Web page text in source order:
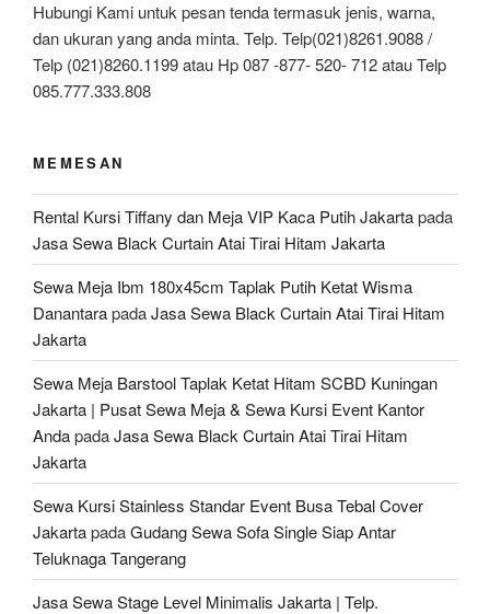
Hubungi Kami untuk pesan tenda termasuk jenis, warna,
dan ukuran yang anda minta. Telp. Telp(021)8261.9088 /
Telp (021)8260.1199 atau Hp 087 -877- 520- 712 atau Telp
085.777.333.808
MEMESAN
Rental Kursi Tiffany dan Meja VIP Kaca Putih Jakartapada
Jasa Sewa Black Curtain Atai Tirai Hitam Jakarta
Sewa Meja Ibm 180x45cm Taplak Putih Ketat Wisma
DanantarapadaJasa Sewa Black Curtain Atai Tirai Hitam
Jakarta
Sewa Meja Barstool Taplak Ketat Hitam SCBD Kuningan
Jakarta | Pusat Sewa Meja & Sewa Kursi Event Kantor
AndapadaJasa Sewa Black Curtain Atai Tirai Hitam
Jakarta
Sewa Kursi Stainless Standar Event Busa Tebal Cover
JakartapadaGudang Sewa Sofa Single Siap Antar
Teluknaga Tangerang
Jasa Sewa Stage Level Minimalis Jakarta | Telp.